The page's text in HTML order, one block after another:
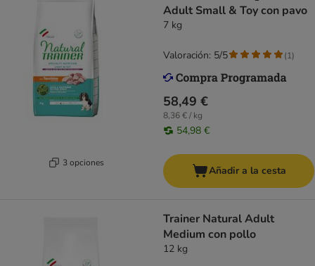
3 opciones
Adult Small & Toy con pavo
7 kg
58,49 €
8,36 € / kg
54,98 €
Valoración: 5/5 (1)
Añadir a la cesta
Trainer Natural Adult
Medium con pollo
12 kg